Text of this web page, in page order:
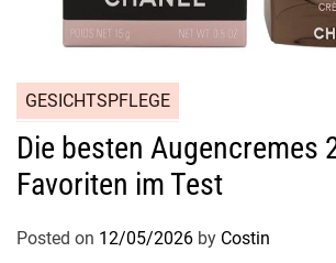
r
t
GESICHTSPFLEGE
Die besten Augencremes
Favoriten im Test
Posted on 12/05/2026 by Costin